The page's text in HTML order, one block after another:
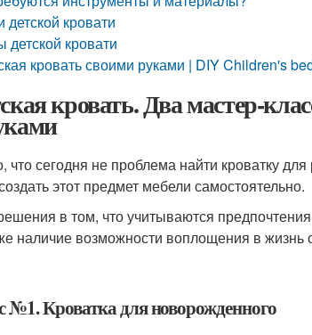
детской кровати
детской кровати
кровать своими руками | DIY Children's
кровать. Два мастер-
что сегодня не проблема найти кроватку
этот предмет мебели самостоятельно.
в том, что учитываются
наличие возможности воплощения в жизнь
№1. Кроватка для новорожденного